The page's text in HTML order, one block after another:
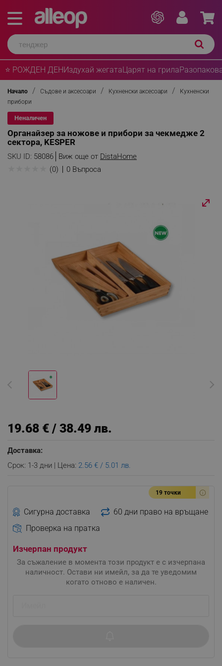
⭐ РОЖДЕН ДЕНИздухай жегатаЦарят на грила
Начало Съдове и аксесоари Кухненски аксесоари
Кухненски
прибори
Неналичен
Органайзер за ножове и прибори за чекмедже 2
сектора, KESPER
SKU ID: 58086 Виж още от DistaHome
(0) 0 Въпроса
19.68 € / 38.49 лв.
Доставка:
Срок: 1-3 дни | Цена: 2.56 € / 5.01 лв.
19 точки
Сигурна доставка
60 дни право на връщане
Проверка на пратка
Изчерпан продукт
За съжаление в момента този продукт е с изчерпана
наличност. Остави ни имейл, за да те уведомим
когато отново е наличен.